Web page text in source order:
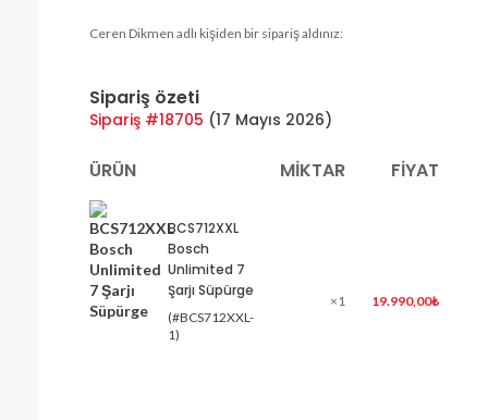
Ceren Dikmen adlı kişiden bir sipariş aldınız:
Sipariş özeti
Sipariş #18705 (17 Mayıs 2026)
ÜRÜN MIKTAR FIYAT
BCS712XXL
Bosch
Unlimited 7
Şarjı Süpürge
(#BCS712XXL-
1)
×1 19.990,00₺